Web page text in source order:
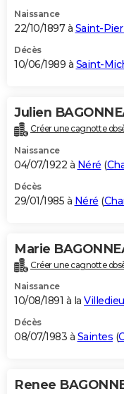
Naissance
22/10/1897 à Saint-
Décès
10/06/1989 à Saint-
Julien
Créer une cagnotte
Naissance
04/07/1922 à Néré (
Décès
29/01/1985 à Néré (
Marie
Créer une cagnotte
Naissance
10/08/1891 à la Villedieu
Décès
08/07/1983 à Saintes (
Renee